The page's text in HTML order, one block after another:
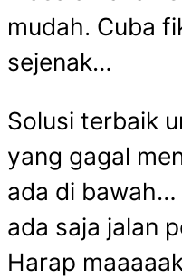
mudah. Cuba
sejenak…
Solusi terbaik
yang gagal
ada di bawah…
ada saja jalan
Harap